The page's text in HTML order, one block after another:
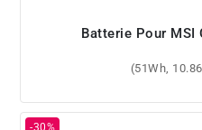
Batterie Pour MSI
(51Wh,